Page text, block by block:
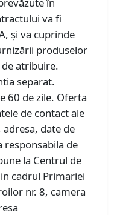
va fi
și va cuprinde
produselor
atribuire.
separat.
60 de zile. Oferta
de contact ale
date de
responsabila de
la Centrul de
cadrul Primariei
nr. 8, camera